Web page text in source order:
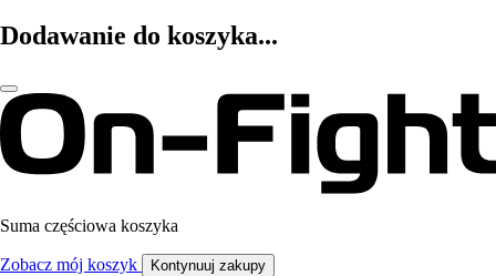
Dodawanie do koszyka...
Suma częściowa koszyka
Zobacz mój koszyk Kontynuuj zakupy